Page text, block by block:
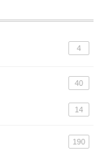
4
40
14
190